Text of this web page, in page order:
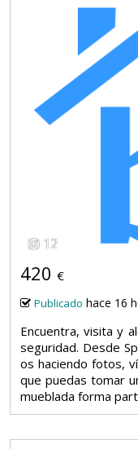
12
420 €
Publicado hace 16
Encuentra, visita y
seguridad. Desde
os haciendo fotos,
que puedas tomar
mueblada forma